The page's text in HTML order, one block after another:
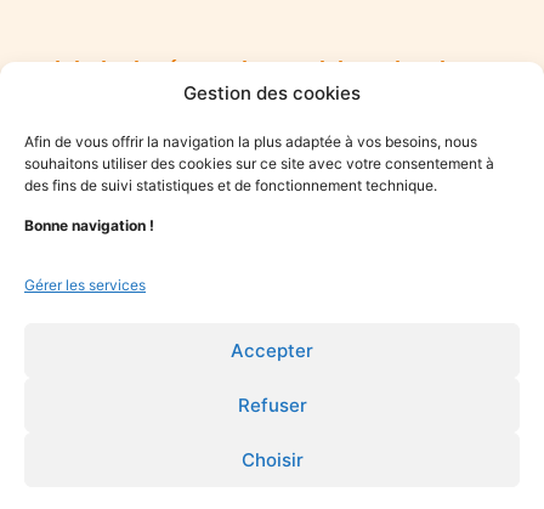
Gestion des cookies
Afin de vous offrir la navigation la plus adaptée à vos besoins, nous
souhaitons utiliser des cookies sur ce site avec votre consentement à
des fins de suivi statistiques et de fonctionnement technique.
Bonne navigation !
Gérer les services
Accepter
Refuser
Choisir
Rejoindre le réseau des praticiens du mieux-
engager dans une démarche solidaire ? Rejoignez le collectif
Optime.